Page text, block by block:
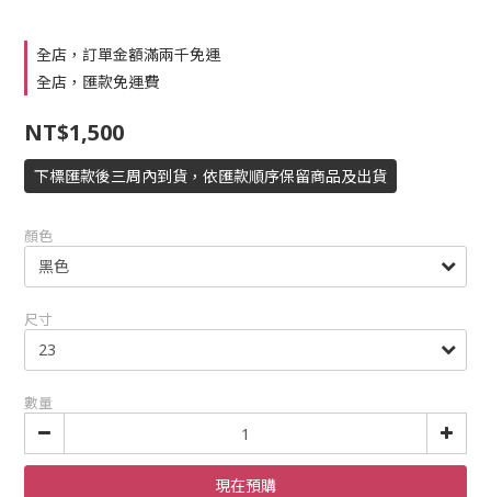
全店，訂單金額滿兩千免運
全店，匯款免運費
NT$1,500
下標匯款後三周內到貨，依匯款順序保留商品及出貨
顏色
尺寸
數量
現在預購